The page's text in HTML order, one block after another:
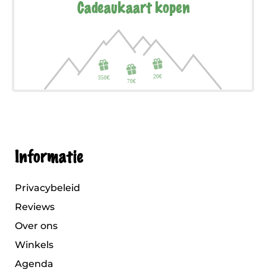
Cadeaukaart kopen
Informatie
Privacybeleid
Reviews
Over ons
Winkels
Agenda